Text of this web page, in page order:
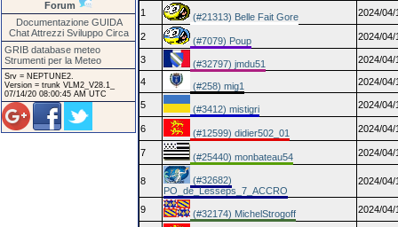
Forum
Documentazione GUIDA
Chat Attrezzi Sviluppo Circa
GRIB database meteo
Strumenti per la Meteo
Srv = NEPTUNE2.
Version = trunk VLM2_V28.1_
07/14/20 08:00:45 AM UTC
1 (#21313) Belle Fait Gore 2024/04/
2 (#7079) Poup 2024/04/
3 (#32797) jmdu51 2024/04/
4 (#258) mig1 2024/04/
5 (#3412) mistigri 2024/04/
6 (#12599) didier502_01 2024/04/
7 (#25440) monbateau54 2024/04/
8
(#32682)
PO_de_Lesseps_7_ACCRO
2024/04/
9 (#32174) MichelStrogoff 2024/04/